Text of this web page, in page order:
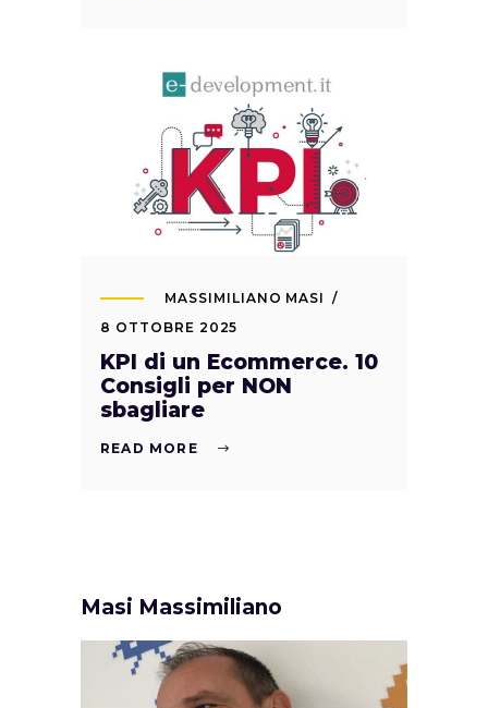
MASSIMILIANO MASI
8 OTTOBRE 2025
KPI di un Ecommerce. 10
Consigli per NON
sbagliare
READ MORE
Masi Massimiliano